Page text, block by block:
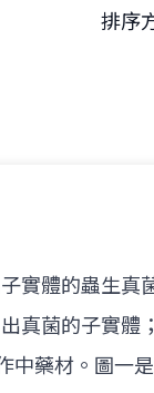
排序
實體的蟲生真
真菌的子實體
中藥材。圖一